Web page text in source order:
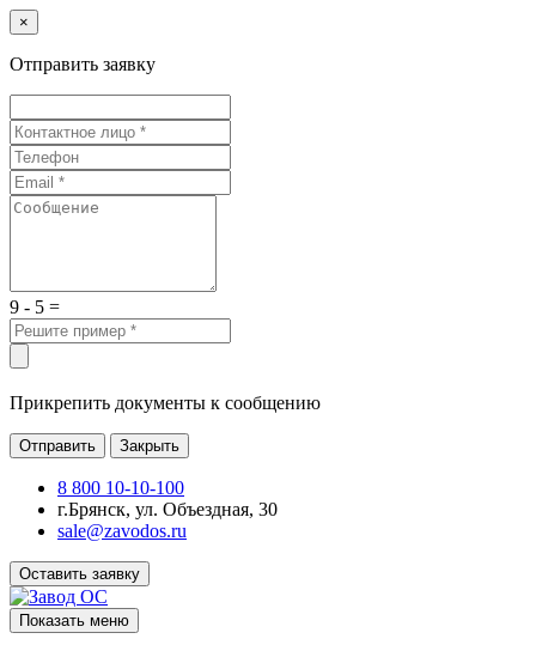
×
Отправить заявку
9 - 5 =
Прикрепить документы к сообщению
Отправить Закрыть
8 800 10-10-100
г.Брянск, ул. Объездная, 30
sale@zavodos.ru
Оставить заявку
Показать меню